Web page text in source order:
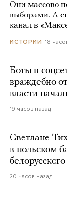
Они массово
выборами. А
канал в
ИСТОРИИ 18
Боты в
враждебно
власти
19 часов назад
Светлане
в польском
20 часов назад